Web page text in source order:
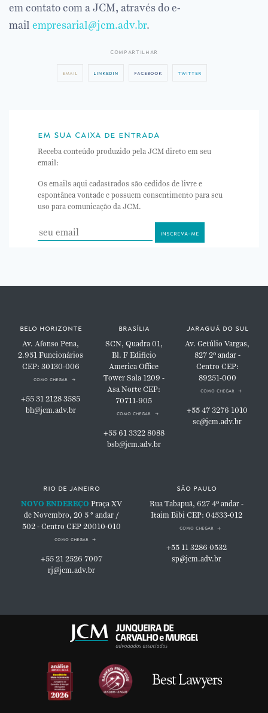
em contato com a JCM, através do e-
mail empresarial@jcm.adv.br.
compartilhar
email linkedin facebook twitter
em sua caixa de entrada
Receba conteúdo produzido pela JCM direto em seu
email:
Os emails aqui cadastrados são cedidos de livre e
espontânea vontade e possuem consentimento para seu
uso para comunicação da JCM.
belo horizonte
Av. Afonso Pena,
2.951Funcionários
CEP: 30130-006
como chegar
+55 31 2128 3585
bh@jcm.adv.br
brasília
SCN, Quadra 01,
Bl. FEdifício
America Office
TowerSala 1209 -
Asa NorteCEP:
70711-905
como chegar
+55 61 3322 8088
bsb@jcm.adv.br
jaraguá do sul
Av. Getúlio Vargas,
8272º andar -
Centro CEP:
89251-000
como chegar
+55 47 3276 1010
sc@jcm.adv.br
rio de janeiro
NOVO ENDEREÇO Praça XV
de Novembro, 20 5 ° andar /
502 - Centro CEP 20010-010
como chegar
+55 21 2526 7007
rj@jcm.adv.br
são paulo
Rua Tabapuã, 6274º andar -
Itaim BibiCEP: 04533-012
como chegar
+55 11 3286 0532
sp@jcm.adv.br